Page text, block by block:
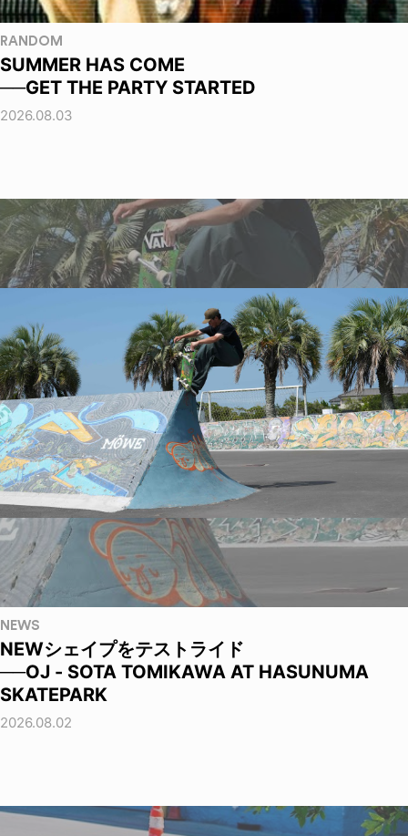
RANDOM
SUMMER HAS COME
──GET THE PARTY STARTED
2026.08.03
NEWS
NEWシェイプをテストライド
──OJ - SOTA TOMIKAWA AT HASUNUMA
SKATEPARK
2026.08.02